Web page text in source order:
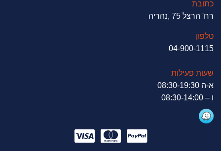
כתובת
רח' הרצל 75 ,נהריה
טלפון
04-900-1115
שעות פעילות
א-ה 08:30-19:30
ו – 08:30-14:00